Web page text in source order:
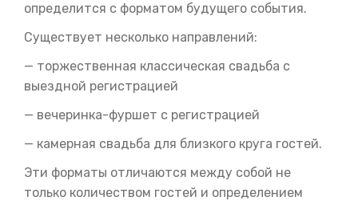
определится с форматом будущего события.
Существует несколько направлений:
— торжественная классическая свадьба с
выездной регистрацией
— вечеринка-фуршет с регистрацией
— камерная свадьба для близкого круга гостей.
Эти форматы отличаются между собой не
только количеством гостей и определением